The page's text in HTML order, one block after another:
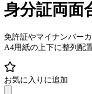
身分証両面
免許証やマイナンバー
A4用紙の上下に整列配
お気に入りに追加